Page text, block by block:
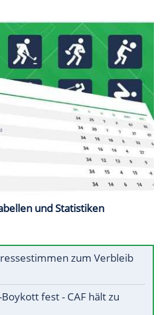
und Statistiken
zum Verbleib
Boykott fest - CAF hält zu